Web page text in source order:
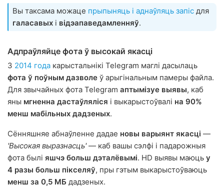
Вы таксама можаце прыпыняць і аднаўляць запіс для
галасавых і відэапаведамленняў.
Адпраўляйце фота ў высокай якасці
З 2014 года карыстальнікі Telegram маглі дасылаць
фота ў поўным дазволе ў арыгінальным памеры файла.
Для звычайных фота Telegram аптымізуе выявы, каб
яны мгненна дастаўляліся і выкарыстоўвалі на 90%
менш мабільных дадзеных.
Сённяшняе абнаўленне дадае новы варыянт якасці —
'Высокая выразнасць'— каб вашы сэлфі і падарожныя
фота былі яшчэ больш дэталёвымі. HD выявы маюць у
4 разы больш пікселяў, пры гэтым выкарыстоўваюць
менш за 0,5 МБ дадзеных.